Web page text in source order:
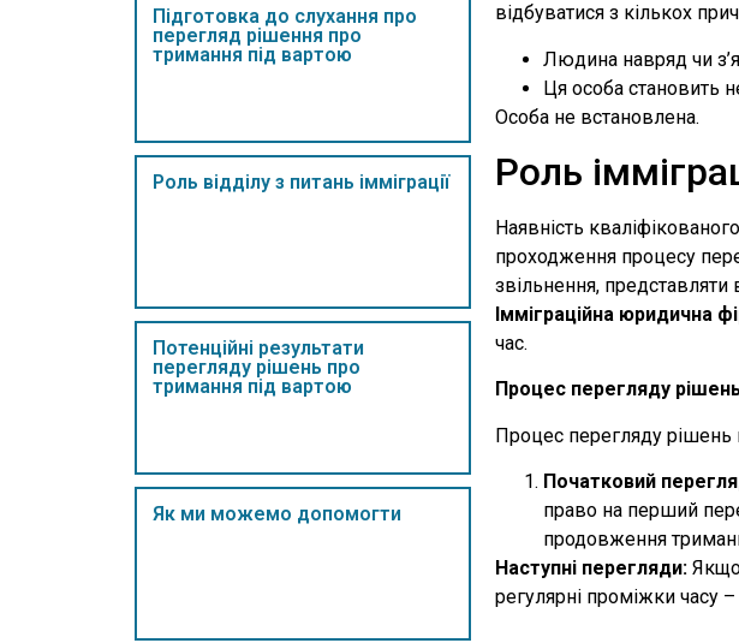
Підготовка до слухання про
перегляд рішення про
тримання під вартою
Роль відділу з питань імміграції
Потенційні результати
перегляду рішень про
тримання під вартою
Як ми можемо допомогти
відбуватися з кількох
Людина навряд чи
Ця особа становить
Особа не встановлена.
Роль
Наявність кваліфікованого
проходження процесу
звільнення, представляти
Імміграційна юридична
час.
Процес перегляду
Процес перегляду рішень
Початковий
право на перший
продовження
Наступні перегляди: Якщо
регулярні проміжки часу